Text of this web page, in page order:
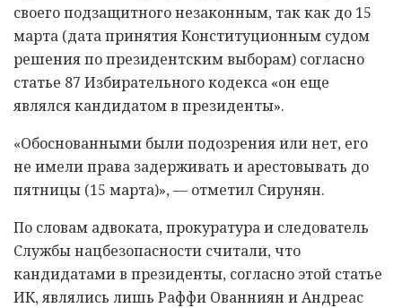
своего подзащитного незаконным, так как до 15
марта (дата принятия Конституционным судом
решения по президентским выборам) согласно
статье 87 Избирательного кодекса «он еще
являлся кандидатом в президенты».
«Обоснованными были подозрения или нет, его
не имели права задерживать и арестовывать до
пятницы (15 марта)», — отметил Сирунян.
По словам адвоката, прокуратура и следователь
Службы нацбезопасности считали, что
кандидатами в президенты, согласно этой статье
ИК, являлись лишь Раффи Ованниян и Андреас